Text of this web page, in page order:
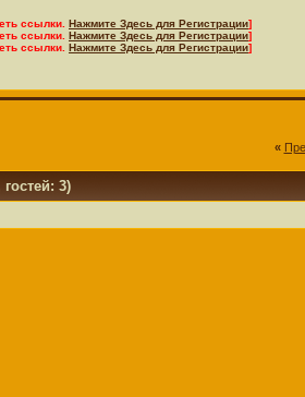
ссылки. Нажмите Здесь для Регистрации]
ссылки. Нажмите Здесь для Регистрации]
ссылки. Нажмите Здесь для Регистрации]
«
3)